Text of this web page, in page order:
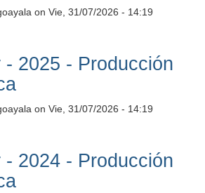
on Vie, 31/07/2026 - 14:19
- 2025 - Producción
on Vie, 31/07/2026 - 14:19
- 2024 - Producción